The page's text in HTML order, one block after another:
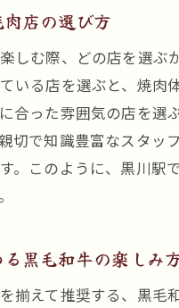
店の選び方
しむ際、どの店を選ぶ
いる店を選ぶと、焼肉
合った雰囲気の店を選
切で知識豊富なスタッ
。このように、黒川
黒毛和牛の楽しみ
揃えて推奨する、黒毛